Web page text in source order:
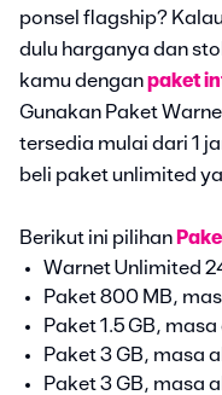
ponsel flagship?
dulu harganya dan
kamu denganpaket
Gunakan Paket
tersedia mulai dari 1
beli paket unlimited
Berikut ini pilihan
Warnet Unlimited
Paket 800 MB,
Paket 1.5 GB,
Paket 3 GB, masa
Paket 3 GB, masa